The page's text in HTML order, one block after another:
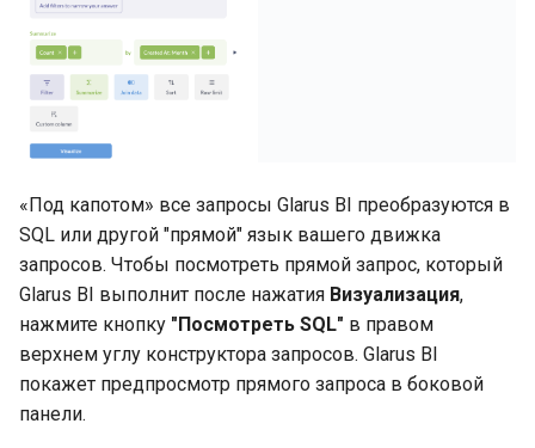
«Под капотом» все запросы Glarus BI преобразуются в
SQL или другой "прямой" язык вашего движка
запросов. Чтобы посмотреть прямой запрос, который
Glarus BI выполнит после нажатия Визуализация,
нажмите кнопку "Посмотреть SQL" в правом
верхнем углу конструктора запросов. Glarus BI
покажет предпросмотр прямого запроса в боковой
панели.